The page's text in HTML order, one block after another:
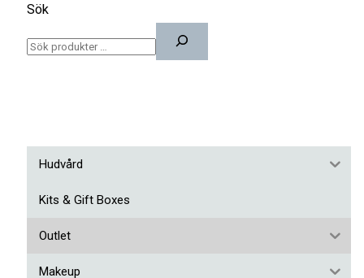
Sök
Hudvård
Kits & Gift Boxes
Outlet
Makeup